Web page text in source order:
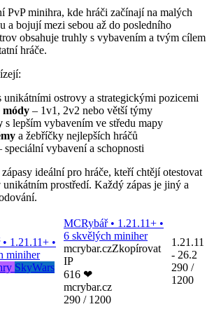
PvP minihra, kde hráči začínají na malých
a bojují mezi sebou až do posledního
obsahuje truhly s vybavením a tvým cílem
hráče.
unikátními ostrovy a strategickými pozicemi
módy – 1v1, 2v2 nebo větší týmy
s lepším vybavením ve středu mapy
a žebříčky nejlepších hráčů
speciální vybavení a schopnosti
ideální pro hráče, kteří chtějí otestovat
unikátním prostředí. Každý zápas je jiný a
1.21.11+ •
miniher
SkyWars
MCRybář • 1.21.11+ •
6 skvělých miniher
mcrybar.czZkopírovat
IP
616 ❤
mcrybar.cz
290 / 1200
1.21.11
- 26.2
290 /
1200